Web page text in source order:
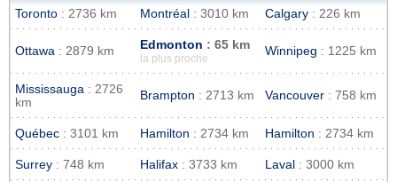
Toronto : 2736 km Montréal : 3010 km Calgary : 226 km
Ottawa : 2879 km Edmonton : 65 km
la plus proche
Winnipeg : 1225 km
Mississauga : 2726
km
Brampton : 2713 km Vancouver : 758 km
Québec : 3101 km Hamilton : 2734 km Hamilton : 2734 km
Surrey : 748 km Halifax : 3733 km Laval : 3000 km